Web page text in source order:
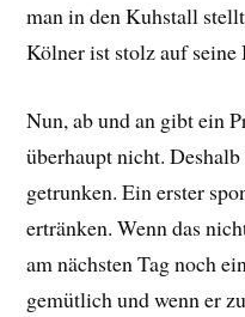
man in den Kuhstall
Kölner ist stolz auf seine
Nun, ab und an gibt ein
überhaupt nicht.
getrunken. Ein erster
ertränken. Wenn das
am nächsten Tag noch
gemütlich und wenn er